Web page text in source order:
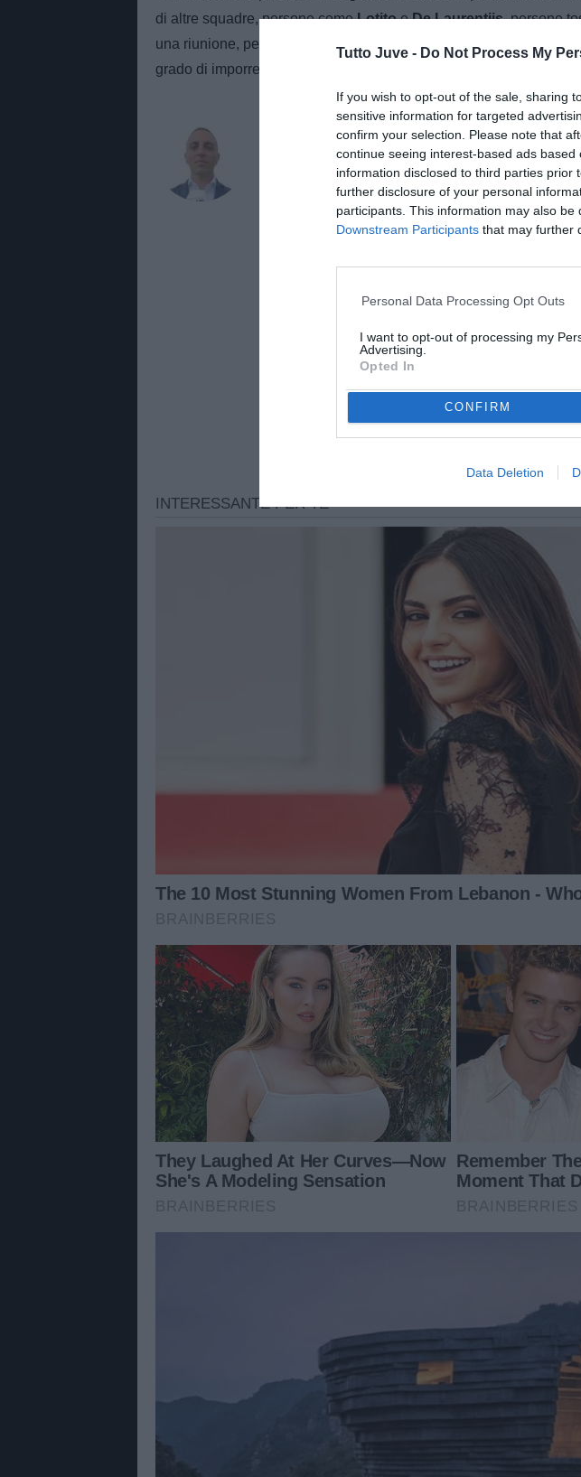
Tutto Juve - Do Not Process My
If you wish to opt-out of the sale, sharing
sensitive information for targeted
confirm your selection. Please note that
continue seeing interest-based ads
information disclosed to third parties
further disclosure of your personal
participants. This information may also
Downstream Participants that may further
Personal Data Processing Opt Outs
I want to opt-out of processing my
Advertising.
Opted In
CONFIRM
Data Deletion
di altre squadre, persone comeLotitoeDe Laurentiis, persone
una riunione, per cui dovrà avere le spalle larghe. Credo che
grado di imporre la propria personalità, potrà fare un ottimo lavoro".
Marco Spadavecchia
Giornalista di TuttoJuve.com e collaboratore di Tuttosport,
Juventus con notizie, approfondimenti e contenuti dedicati
MARCOSPADAV